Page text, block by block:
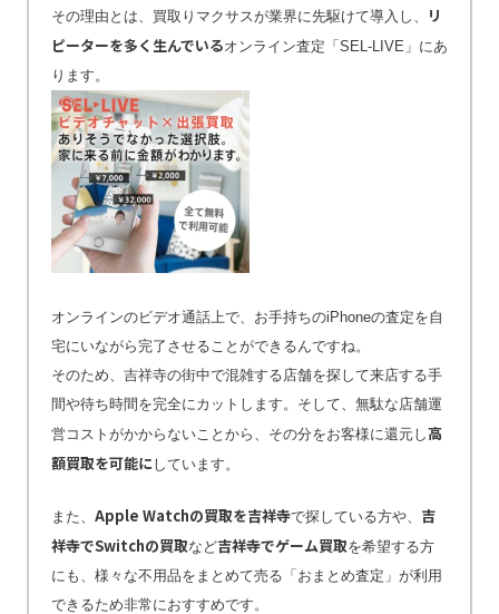
その理由とは、買取りマクサスが業界に先駆けて導入し、
リ
ピーターを多く生んでいるオンライン査定「SEL-LIVE」にあ
ります。
オンラインのビデオ通話上で、お手持ちのiPhoneの査定を自
宅にいながら完了させることができるんですね。
そのため、吉祥寺の街中で混雑する店舗を探して来店する手
間や待ち時間を完全にカットします。そして、無駄な店舗運
営コストがかからないことから、その分をお客様に還元し高
額買取を可能に しています。
また、 Apple Watchの買取を吉祥寺で探している方や、 吉
祥寺でSwitchの買取など吉祥寺でゲーム買取を希望する方
にも、様々な不用品をまとめて売る「おまとめ査定」が利用
できるため非常におすすめです。